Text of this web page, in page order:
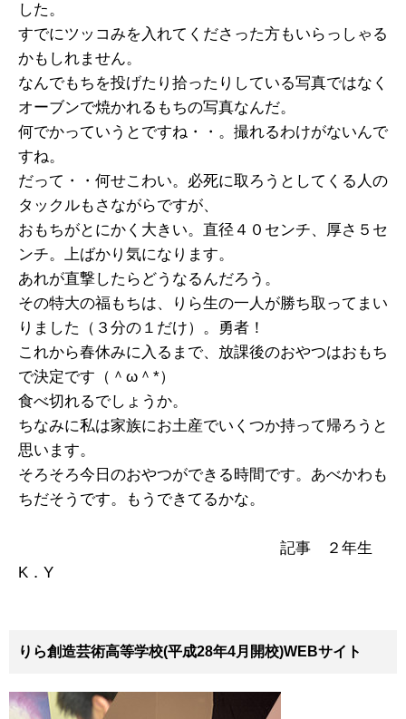
した。
すでにツッコみを入れてくださった方もいらっしゃる
かもしれません。
なんでもちを投げたり拾ったりしている写真ではなく
オーブンで焼かれるもちの写真なんだ。
何でかっていうとですね・・。撮れるわけがないんで
すね。
だって・・何せこわい。必死に取ろうとしてくる人の
タックルもさながらですが、
おもちがとにかく大きい。直径４０センチ、厚さ５セ
ンチ。上ばかり気になります。
あれが直撃したらどうなるんだろう。
その特大の福もちは、りら生の一人が勝ち取ってまい
りました（３分の１だけ）。勇者！
これから春休みに入るまで、放課後のおやつはおもち
で決定です（＾ω＾*）
食べ切れるでしょうか。
ちなみに私は家族にお土産でいくつか持って帰ろうと
思います。
そろそろ今日のおやつができる時間です。あべかわも
ちだそうです。もうできてるかな。
記事 ２年生
K．Y
りら創造芸術高等学校(平成28年4月開校)WEBサイト